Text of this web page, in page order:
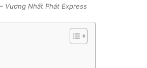
Vương Nhất Phát Express